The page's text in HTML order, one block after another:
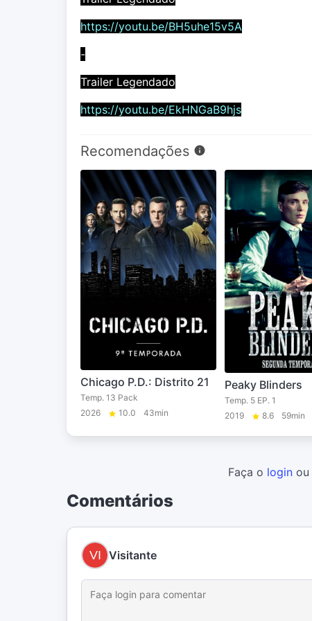
https://youtu.be/BH5uhe15v5A
-
Trailer Legendado
https://youtu.be/EkHNGaB9hjs
Recomendações
Chicago P.D.: Distrito 21
Temp. 13 Pack
2026
10.0 43min
Peaky Blinders
Temp. 5 EP. 1
2019
8.6 59min
Faça o login ou
Comentários
Visitante